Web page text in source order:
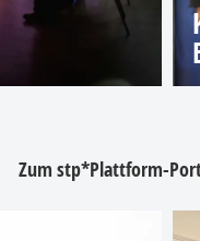
Zum stp*Plattform-